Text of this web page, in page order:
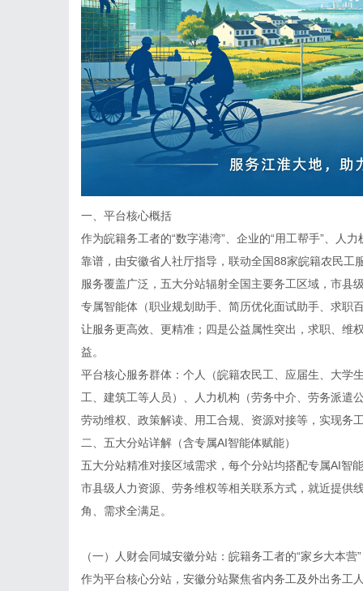
一、平台核心概括
作为皖籍务工者的“数字港湾”、企业的“用工帮手”、人
靠谱，由安徽省人社厅指导，联动全国88家皖籍农民
服务覆盖广泛，五大分站辐射全国主要务工区域，市县
专属智能体（职业规划助手、简历优化面试助手、求职
让服务更高效、更精准；四是公益属性突出，求职、维
益。
平台核心服务群体：个人（皖籍农民工、应届生、大学
工、建筑工等人员）、人力机构（劳务中介、劳务派遣
劳动维权、政策解读、用工合规、资源对接等，实现务
二、五大分站详解（含专属AI智能体赋能）
五大分站精准对接区域需求，每个分站均搭配专属AI智
市县级人力资源、劳务维权等相关联系方式，就近提供
角、需求全满足。
（一） 人财会同城安徽分站 ：皖籍务工者的“家乡大本营”
作为平台核心分站，安徽分站聚焦省内务工及外出务工